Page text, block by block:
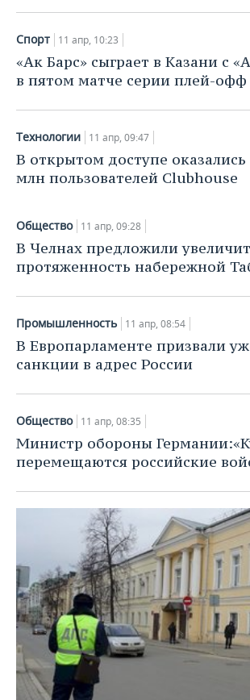
КОМУ ПРИНАДЛЕЖАТ
ТАТАРСТАНА
БЮДЖЕТ
ИНВЕСТИЦИИ
НЕФТЕХИМИЯ
ОПК
ЭНЕРГЕТИКА
НОВОСТИ АВТО
БИЗНЕС
НОВОСТИ БИЗНЕСА
РОЗНИЧНАЯ ТОРГОВЛЯ
УСЛУГИ
ТЕХНОЛОГИИ
НОВОСТИ ТЕХНОЛОГИЙ
МЕДИА
МЕРОПРИЯТИЯ
ВЫЕЗДНАЯ РЕДАКЦИЯ
ONLINE-КОНФЕРЕНЦИИ
ОТКРЫТАЯ ЛЕКЦИЯ
НОВОСТИ СПОРТА
ХОККЕЙ
БАСКЕТБОЛ
КИБЕРСПОРТ
ВОДНЫЕ ВИДЫ СПОРТА
ХОККЕЙ С МЯЧОМ
ОБЩЕСТВО
ВЛАСТЬ
ИНФРАСТРУКТУРА
КУЛЬТУРА
ОБРАЗОВАНИЕ
ПРОИСШЕСТВИЯ
СЮЖЕТЫ
СПРАВОЧНИК
СПИСОК КОМПАНИЙ
Спорт 11 апр, 10:23
«Ак Барс» сыграет в Казани с
в пятом матче серии плей-офф
Технологии 11 апр, 09:47
В открытом доступе
млн пользователей Clubhouse
Общество 11 апр, 09:28
В Челнах предложили
протяженность набережной
Промышленность 11 апр, 08:54
В Европарламенте призвали
санкции в адрес России
Общество 11 апр, 08:35
Министр обороны
перемещаются российские